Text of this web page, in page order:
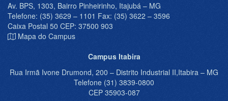
Av. BPS, 1303, Bairro Pinheirinho, Itajubá – MG
Telefone: (35) 3629 – 1101 Fax: (35) 3622 – 3596
Caixa Postal 50 CEP: 37500 903
Mapa do Campus
Campus Itabira
Rua Irmã Ivone Drumond, 200 – Distrito Industrial II,Itabira – MG
Telefone (31) 3839-0800
CEP 35903-087